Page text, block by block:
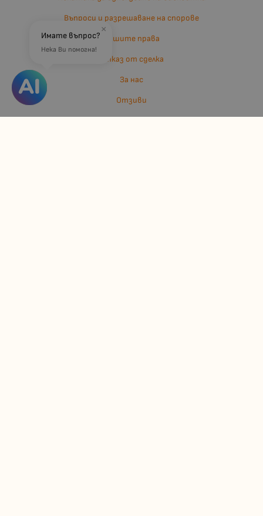
Въпроси и разрешаване на спорове
Вашите права
Отказ от сделка
За нас
Отзиви
×
Имате въпрос?
Нека Ви помогна!